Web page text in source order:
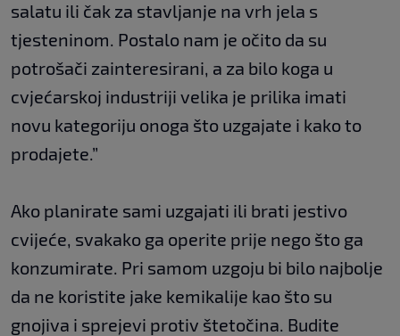
salatu ili čak za stavljanje na vrh jela s
tjesteninom. Postalo nam je očito da su
potrošači zainteresirani, a za bilo koga u
cvjećarskoj industriji velika je prilika imati
novu kategoriju onoga što uzgajate i kako to
prodajete.”
Ako planirate sami uzgajati ili brati jestivo
cvijeće, svakako ga operite prije nego što ga
konzumirate. Pri samom uzgoju bi bilo najbolje
da ne koristite jake kemikalije kao što su
gnojiva i sprejevi protiv štetočina. Budite